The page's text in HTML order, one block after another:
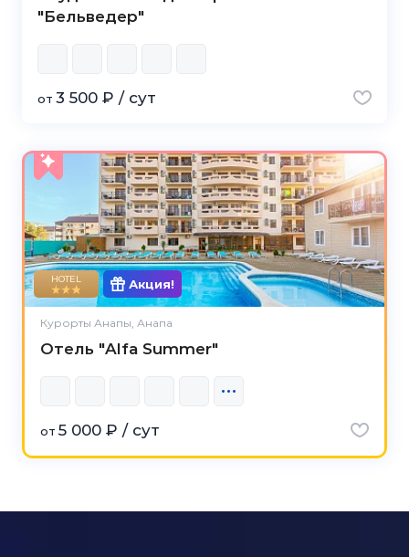
"Бельведер"
от 3 500 ₽ / сут
HOTEL Акция!
Курорты Анапы, Анапа
Отель "Alfa Summer"
от 5 000 ₽ / сут